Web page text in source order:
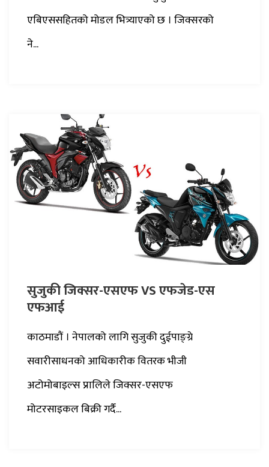
एबिएससहितको मोडल भित्र्याएको छ । जिक्सरको
ने...
सुजुकी जिक्सर-एसएफ VS एफजेड-एस
एफआई
काठमाडौं । नेपालको लागि सुजुकी दुईपाङ्ग्रे
सवारीसाधनको आधिकारीक वितरक भीजी
अटोमोबाइल्स प्रालिले जिक्सर-एसएफ
मोटरसाइकल बिक्री गर्दै...